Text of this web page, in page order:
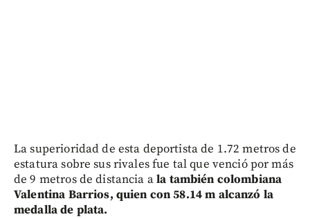
La superioridad de esta deportista de 1.72 metros de
estatura sobre sus rivales fue tal que venció por más
de 9 metros de distancia ala también colombiana
Valentina Barrios, quien con 58.14 m alcanzó la
medalla de plata.